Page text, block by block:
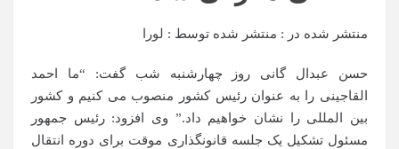
منتشر شده در : منتشر شده توسط : لورا
حسن عبدال گانی روز چهارشنبه شب گفت: “ما احمد
القاجینی را به عنوان رئیس کشور منصوب می کنیم و کشور
بین المللی را نشان خواهیم داد.” وی افزود: رئیس جمهور
مسئول تشکیل یک جلسه قانونگذاری موقت برای دوره انتقال